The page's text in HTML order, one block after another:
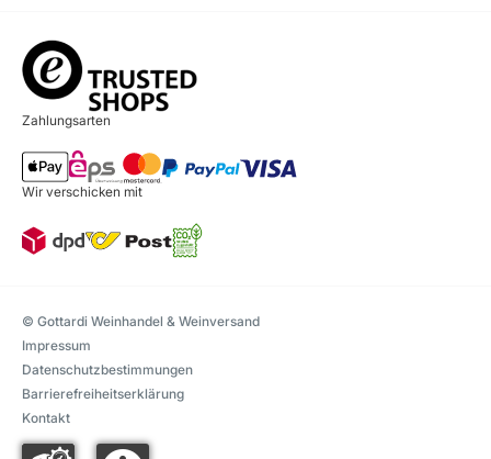
Zahlungsarten
Wir verschicken mit
© Gottardi Weinhandel & Weinversand
Impressum
Datenschutzbestimmungen
Barrierefreiheitserklärung
Kontakt